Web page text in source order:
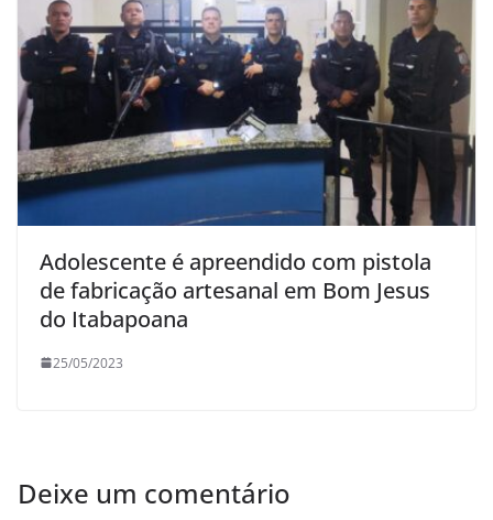
Adolescente é apreendido com pistola
de fabricação artesanal em Bom Jesus
do Itabapoana
25/05/2023
Deixe um comentário